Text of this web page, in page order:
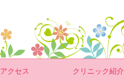
アクセス クリニック紹介